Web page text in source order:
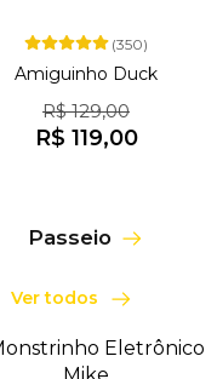
(350)
Amiguinho Duck
R$ 129,00
R$ 119,00
Passeio
Ver todos